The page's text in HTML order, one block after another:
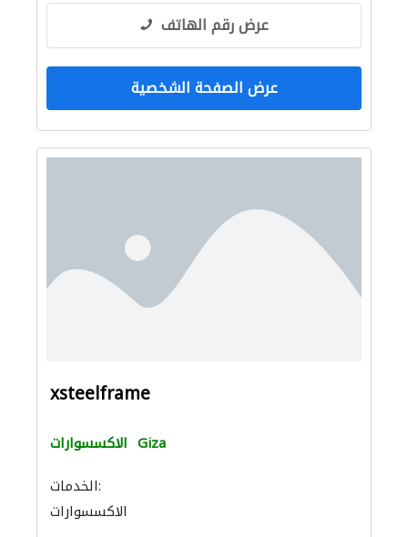
عرض رقم الهاتف
عرض الصفحة الشخصية
xsteelframe
الاكسسوارات Giza
الخدمات:
الاكسسوارات